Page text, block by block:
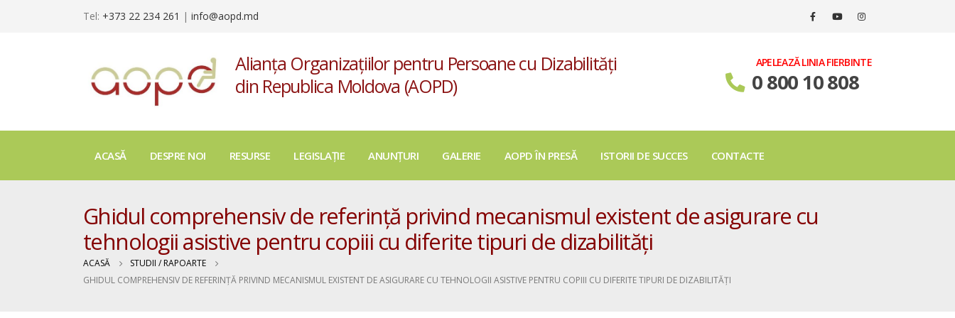
Tel: +373 22 234 261 | info@aopd.md
Alianța Organizațiilor pentru Persoane cu Dizabilități
din Republica Moldova (AOPD)
APELEAZĂ LINIA FIERBINTE
0 800 10 808
ACASĂ DESPRE NOI RESURSE LEGISLAȚIE ANUNȚURI GALERIE AOPD ÎN PRESĂ ISTORII DE SUCCES CONTACTE
Ghidul comprehensiv de referință privind mecanismul existent de asigurare cu
tehnologii asistive pentru copiii cu diferite tipuri de dizabilități
ACASĂ
STUDII / RAPOARTE
GHIDUL COMPREHENSIV DE REFERINȚĂ PRIVIND MECANISMUL EXISTENT DE ASIGURARE CU TEHNOLOGII ASISTIVE PENTRU COPIII CU DIFERITE TIPURI DE DIZABILITĂȚI